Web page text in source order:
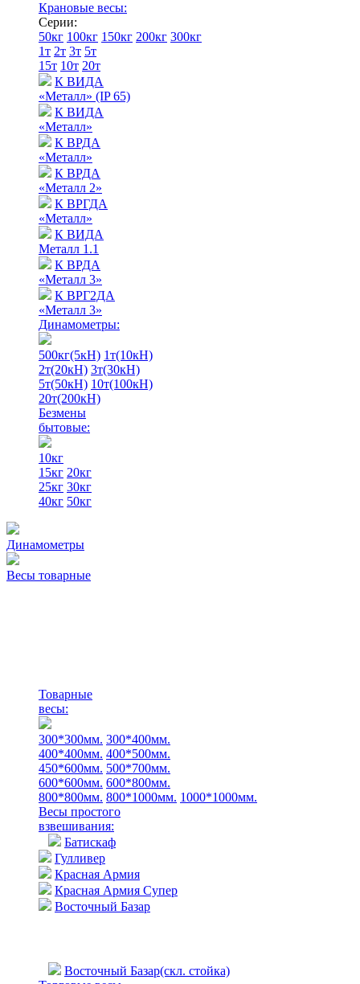
Крановые весы:
Серии:
50кг 100кг 150кг 200кг 300кг
1т 2т 3т 5т
15т 10т 20т
К ВИДА
«Металл» (IP 65)
К ВИДА
«Металл»
К ВРДА
«Металл»
К ВРДА
«Металл 2»
К ВРГДА
«Металл»
К ВИДА
Металл 1.1
К ВРДА
«Металл 3»
К ВРГ2ДА
«Металл 3»
Динамометры:
500кг(5кН) 1т(10кН)
2т(20кН) 3т(30кН)
5т(50кН) 10т(100кН)
20т(200кН)
Безмены
бытовые:
10кг
15кг 20кг
25кг 30кг
40кг 50кг
Динамометры
Весы товарные
Товарные
весы:
300*300мм. 300*400мм.
400*400мм. 400*500мм.
450*600мм. 500*700мм.
600*600мм. 600*800мм.
800*800мм. 800*1000мм. 1000*1000мм.
Весы простого
взвешивания:
Батискаф
Гулливер
Красная Армия
Красная Армия Супер
Восточный Базар
Восточный Базар(скл. стойка)